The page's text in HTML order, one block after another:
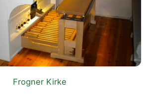
Frogner Kirke